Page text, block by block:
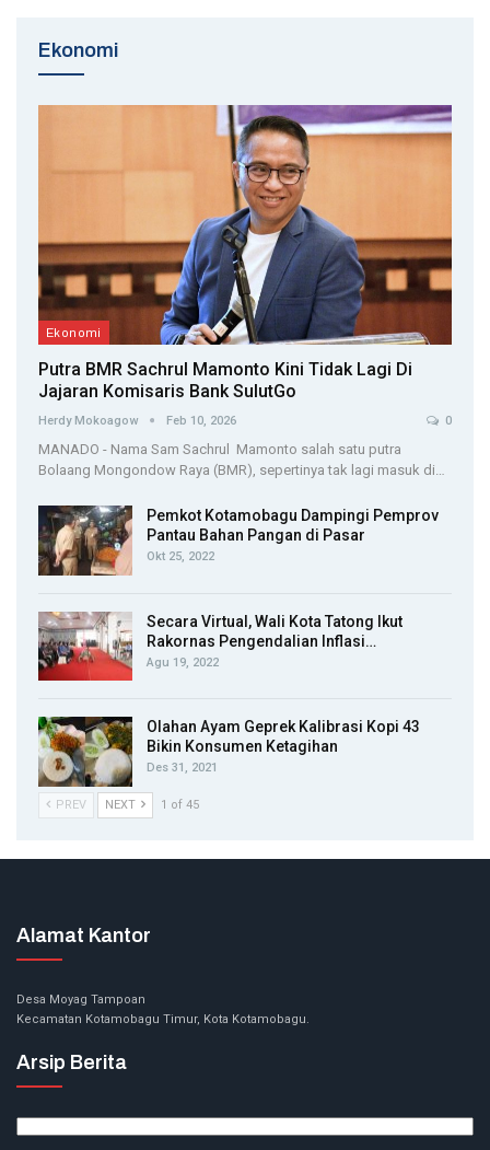
Ekonomi
Ekonomi
Putra BMR Sachrul Mamonto Kini Tidak Lagi Di
Jajaran Komisaris Bank SulutGo
Herdy Mokoagow Feb 10, 2026 0
MANADO - Nama Sam Sachrul Mamonto salah satu putra
Bolaang Mongondow Raya (BMR), sepertinya tak lagi masuk di…
Pemkot Kotamobagu Dampingi Pemprov
Pantau Bahan Pangan di Pasar
Okt 25, 2022
Secara Virtual, Wali Kota Tatong Ikut
Rakornas Pengendalian Inflasi…
Agu 19, 2022
Olahan Ayam Geprek Kalibrasi Kopi 43
Bikin Konsumen Ketagihan
Des 31, 2021
PREV NEXT 1 of 45
Alamat Kantor
Desa Moyag Tampoan
Kecamatan Kotamobagu Timur, Kota Kotamobagu.
Arsip Berita